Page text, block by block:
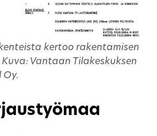
kertoo rakentamisen
Vantaan Tilakeskuksen
Oy.